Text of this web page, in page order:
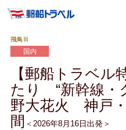
飛鳥Ⅲ
国内
【郵船トラベル
たり “新幹線・
野大花火 神戸
間 ＜2026年8月16日出発＞